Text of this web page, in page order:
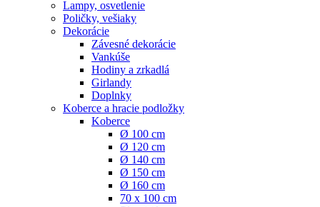
Lampy, osvetlenie
Poličky, vešiaky
Dekorácie
Závesné dekorácie
Vankúše
Hodiny a zrkadlá
Girlandy
Doplnky
Koberce a hracie podložky
Koberce
Ø 100 cm
Ø 120 cm
Ø 140 cm
Ø 150 cm
Ø 160 cm
70 x 100 cm